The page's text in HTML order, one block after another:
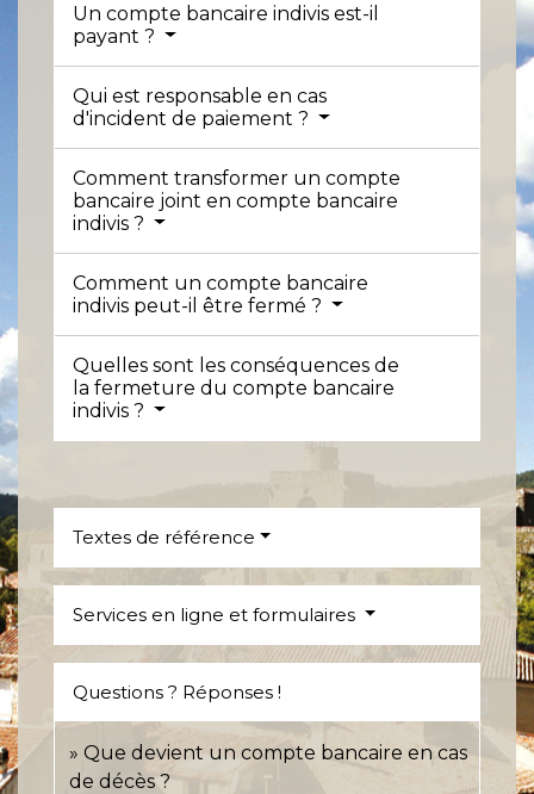
Un compte bancaire indivis est-il
payant ?
Qui est responsable en cas
d'incident de paiement ?
Comment transformer un compte
bancaire joint en compte bancaire
indivis ?
Comment un compte bancaire
indivis peut-il être fermé ?
Quelles sont les conséquences de
la fermeture du compte bancaire
indivis ?
Textes de référence
Services en ligne et formulaires
Questions ? Réponses !
Que devient un compte bancaire en cas
de décès ?